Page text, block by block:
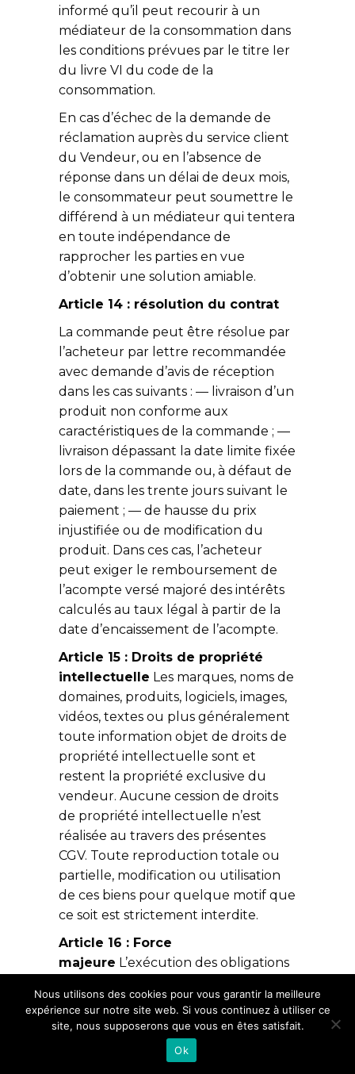
informé qu’il peut recourir à un
médiateur de la consommation dans
les conditions prévues par le titre Ier
du livre VI du code de la
consommation.
En cas d’échec de la demande de
réclamation auprès du service client
du Vendeur, ou en l’absence de
réponse dans un délai de deux mois,
le consommateur peut soumettre le
différend à un médiateur qui tentera
en toute indépendance de
rapprocher les parties en vue
d’obtenir une solution amiable.
Article 14 : résolution du contrat
La commande peut être résolue par
l’acheteur par lettre recommandée
avec demande d’avis de réception
dans les cas suivants : — livraison d’un
produit non conforme aux
caractéristiques de la commande ; —
livraison dépassant la date limite fixée
lors de la commande ou, à défaut de
date, dans les trente jours suivant le
paiement ; — de hausse du prix
injustifiée ou de modification du
produit. Dans ces cas, l’acheteur
peut exiger le remboursement de
l’acompte versé majoré des intérêts
calculés au taux légal à partir de la
date d’encaissement de l’acompte.
Article 15 : Droits de propriété
intellectuelle Les marques, noms de
domaines, produits, logiciels, images,
vidéos, textes ou plus généralement
toute information objet de droits de
propriété intellectuelle sont et
restent la propriété exclusive du
vendeur. Aucune cession de droits
de propriété intellectuelle n’est
réalisée au travers des présentes
CGV. Toute reproduction totale ou
partielle, modification ou utilisation
de ces biens pour quelque motif que
ce soit est strictement interdite.
Article 16 : Force
majeure L’exécution des obligations
est suspendue en cas de survenance
d’un cas fortuit ou de force majeure
qui en empêcherait l’exécution. Le
vendeur avisera le client de la
Nous utilisons des cookies pour vous garantir la meilleure
expérience sur notre site web. Si vous continuez à utiliser ce
site, nous supposerons que vous en êtes satisfait.
Ok